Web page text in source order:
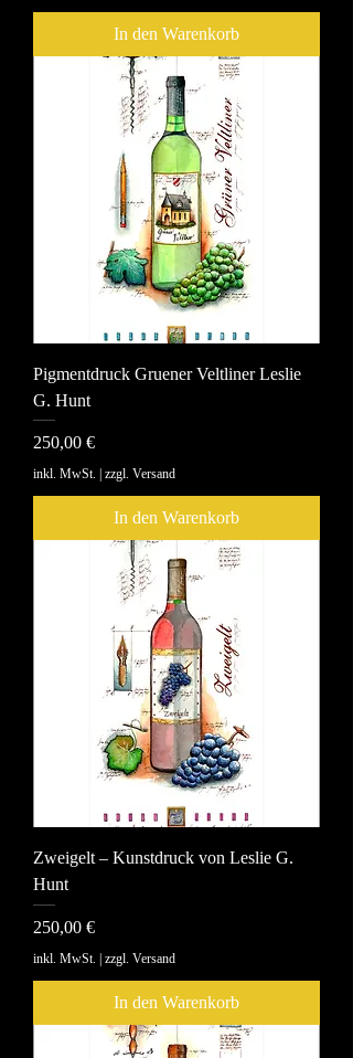
In den Warenkorb
Pigmentdruck Gruener Veltliner Leslie
G. Hunt
Preis
250,00 €
inkl. MwSt. zzgl. Versand
In den Warenkorb
Zweigelt – Kunstdruck von Leslie G.
Hunt
Preis
250,00 €
inkl. MwSt. zzgl. Versand
In den Warenkorb